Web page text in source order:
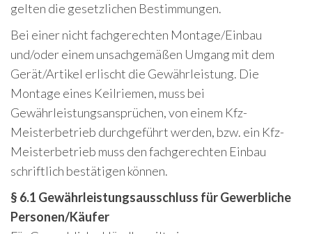
gelten die gesetzlichen Bestimmungen.
Bei einer nicht fachgerechten Montage/Einbau
und/oder einem unsachgemäßen Umgang mit dem
Gerät/Artikel erlischt die Gewährleistung. Die
Montage eines Keilriemen, muss bei
Gewährleistungsansprüchen, von einem Kfz-
Meisterbetrieb durchgeführt werden, bzw. ein Kfz-
Meisterbetrieb muss den fachgerechten Einbau
schriftlich bestätigen können.
§ 6.1 Gewährleistungsausschluss für Gewerbliche
Personen/Käufer